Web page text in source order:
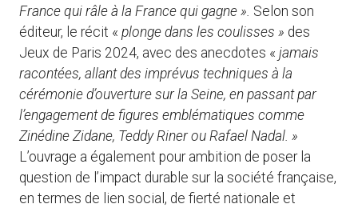
France qui râle à la France qui gagne ». Selon son
éditeur, le récit « plonge dans les coulisses » des
Jeux de Paris 2024, avec des anecdotes « jamais
racontées, allant des imprévus techniques à la
cérémonie d’ouverture sur la Seine, en passant par
l’engagement de figures emblématiques comme
Zinédine Zidane, Teddy Riner ou Rafael Nadal. »
L’ouvrage a également pour ambition de poser la
question de l’impact durable sur la société française,
en termes de lien social, de fierté nationale et